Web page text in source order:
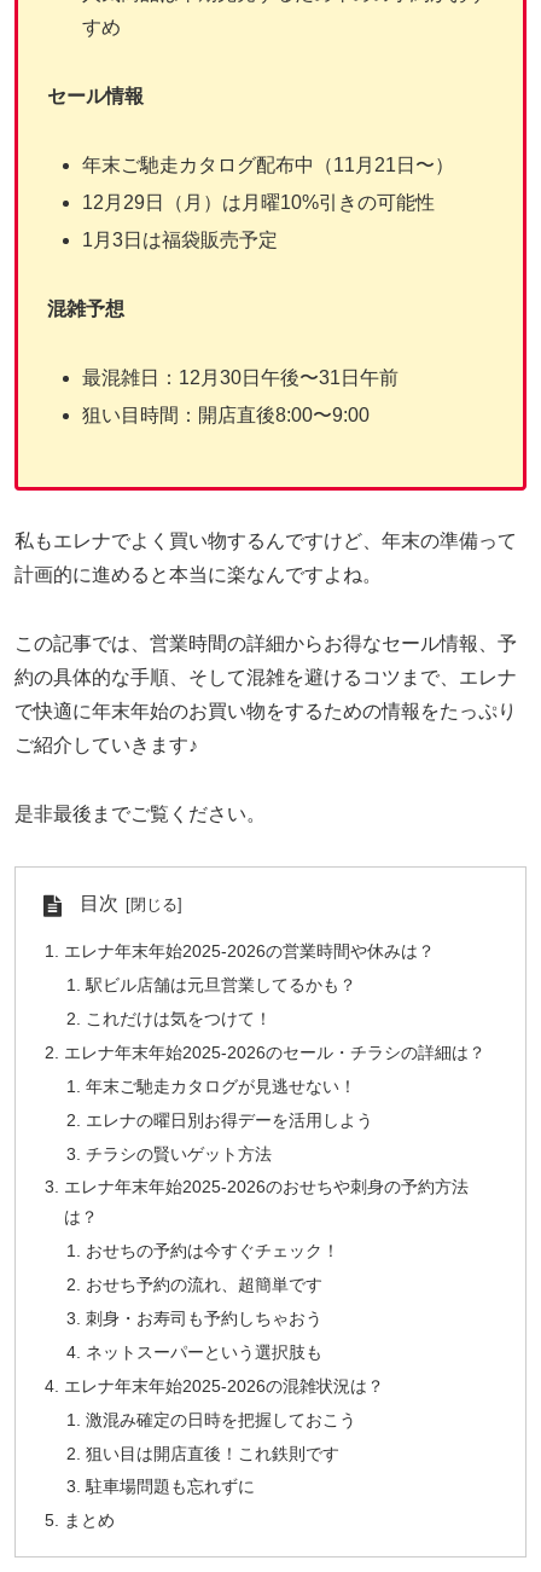
すめ
セール情報
年末ご馳走カタログ配布中（11月21日〜）
12月29日（月）は月曜10%引きの可能性
1月3日は福袋販売予定
混雑予想
最混雑日：12月30日午後〜31日午前
狙い目時間：開店直後8:00〜9:00
私もエレナでよく買い物するんですけど、年末の準備って
計画的に進めると本当に楽なんですよね。
この記事では、営業時間の詳細からお得なセール情報、予
約の具体的な手順、そして混雑を避けるコツまで、エレナ
で快適に年末年始のお買い物をするための情報をたっぷり
ご紹介していきます♪
是非最後までご覧ください。
目次
エレナ年末年始2025-2026の営業時間や休みは？
駅ビル店舗は元旦営業してるかも？
これだけは気をつけて！
エレナ年末年始2025-2026のセール・チラシの詳細は？
年末ご馳走カタログが見逃せない！
エレナの曜日別お得デーを活用しよう
チラシの賢いゲット方法
エレナ年末年始2025-2026のおせちや刺身の予約方法
は？
おせちの予約は今すぐチェック！
おせち予約の流れ、超簡単です
刺身・お寿司も予約しちゃおう
ネットスーパーという選択肢も
エレナ年末年始2025-2026の混雑状況は？
激混み確定の日時を把握しておこう
狙い目は開店直後！これ鉄則です
駐車場問題も忘れずに
まとめ